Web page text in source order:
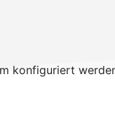
konfiguriert